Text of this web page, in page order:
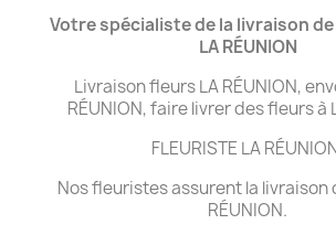
Votre spécialiste de la livraison
LARÉUNION
Livraison fleurs LA RÉUNION,
RÉUNION, faire livrer des fleurs à
FLEURISTE LA
Nos fleuristes assurent la livraison
RÉUNION.